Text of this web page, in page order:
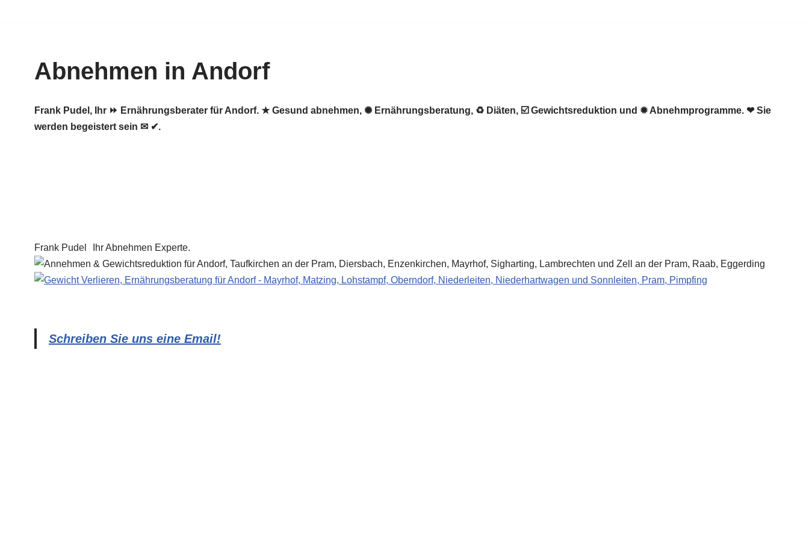
springenAbnehmen in Andorf
Frank Pudel, Ihr ⏩ Ernährungsberater für Andorf. ★ Gesund abnehmen, ✺ Ernährungsberatung, ♻ Diäten, ☑️ Gewichtsreduktion und ✹ Abnehmprogramme. ❤ Sie
werden begeistert sein ✉ ✔.
Frank Pudel Ihr Abnehmen Experte.
Schreiben Sie uns eine Email!